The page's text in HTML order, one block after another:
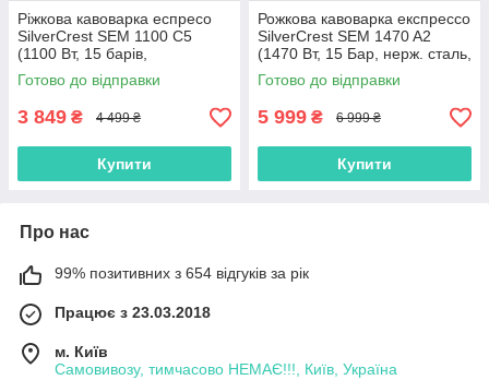
Ріжкова кавоварка еспресо
SilverCrest SEM 1100 C5
(1100 Вт, 15 барів,
капучинатор, Німеччина)
Готово до відправки
3 849 ₴ 4 499 ₴
Купити
Рожкова кавоварка експрессо
SilverCrest SEM 1470 A2
(1470 Вт, 15 Бар, нерж. сталь,
Німеччина)
Готово до відправки
5 999 ₴ 6 999 ₴
Купити
Про нас
99% позитивних з 654 відгуків за рік
Працює з 23.03.2018
м. Київ
Самовивозу, тимчасово НЕМАЄ!!!, Київ, Україна